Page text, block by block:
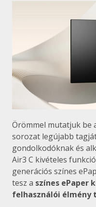
Örömmel mutatjuk be
sorozat legújabb
gondolkodóknak és
Air3 C kivételes
generációs színes
tesz a színes ePaper
felhasználói élmény